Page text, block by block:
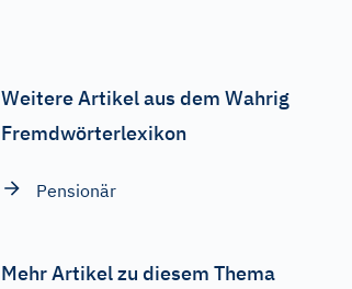
Weitere Artikel aus dem Wahrig
Fremdwörterlexikon
Pensionär
Mehr Artikel zu diesem Thema